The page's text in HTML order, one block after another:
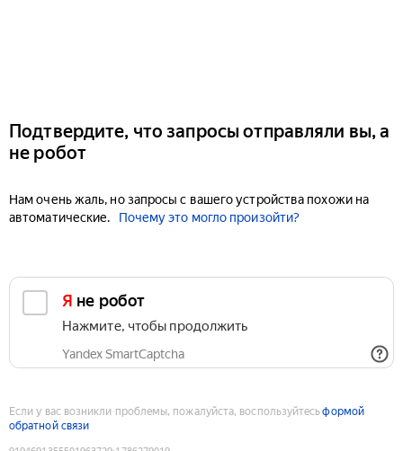
Подтвердите, что запросы отправляли вы, а
не робот
Нам очень жаль, но запросы с вашего устройства похожи на
автоматические.
Почему это могло произойти?
Я не робот
Нажмите, чтобы продолжить
Yandex SmartCaptcha
Если у вас возникли проблемы, пожалуйста, воспользуйтесьформой
обратной связи